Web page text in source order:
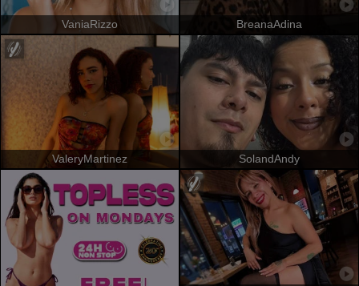
VaniaRizzo BreanaAdina
ValeryMartinez SolandAndy